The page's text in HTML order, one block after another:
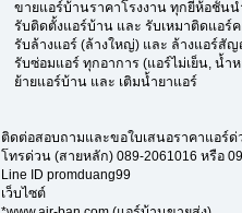
ขายแอร์บ้านราคาโรงงาน ทุกยี่ห้อชั้นน
รับติดตั้งแอร์บ้าน และ รับเหมาติดแอร์
รับล้างแอร์ (ล้างใหญ่) และ ล้างแอร์สัญ
รับซ่อมแอร์ ทุกอาการ (แอร์ไม่เย็น, น้ำ
ย้ายแอร์บ้าน และ เติมน้ำยาแอร์
ติดต่อสอบถามและขอใบเสนอราคาแอร์ด่
โทรด่วน (สายหลัก) 089-2061016 หรือ
Line ID promduang99
เว็บไซต์